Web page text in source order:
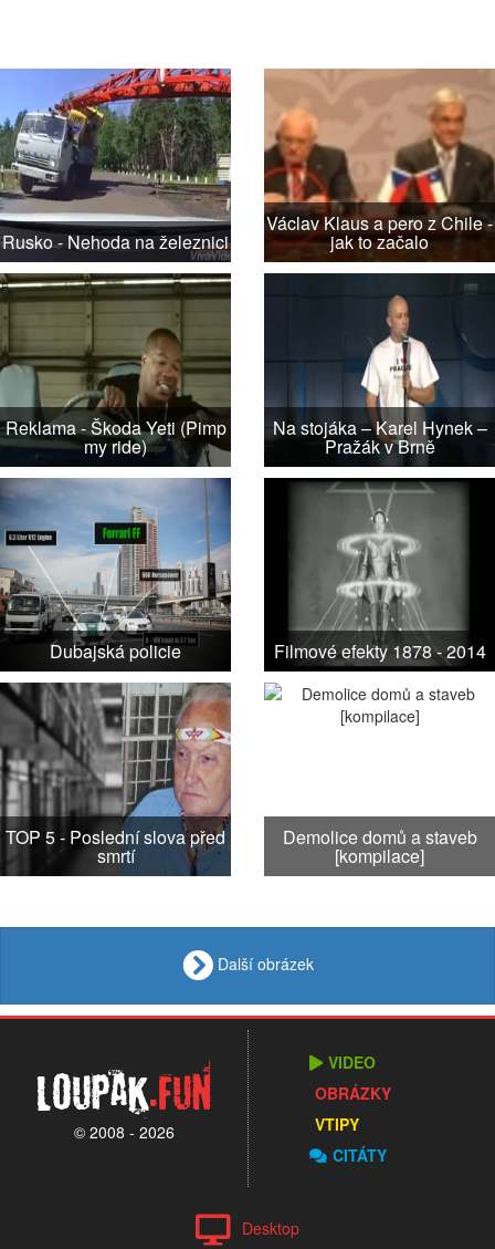
Rusko - Nehoda na železnici
Václav Klaus a pero z Chile -
jak to začalo
Reklama - Škoda Yeti (Pimp
my ride)
Na stojáka – Karel Hynek –
Pražák v Brně
Dubajská policie Filmové efekty 1878 - 2014
TOP 5 - Poslední slova před
smrtí
Demolice domů a staveb
[kompilace]
Další obrázek
Loupak.fun
© 2008 - 2026
VIDEO
OBRÁZKY
VTIPY
CITÁTY
Desktop